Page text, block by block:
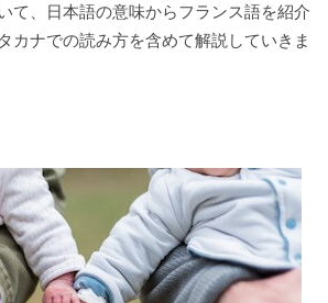
て、日本語の意味からフランス語を紹介
カナでの読み方を含めて解説していきま